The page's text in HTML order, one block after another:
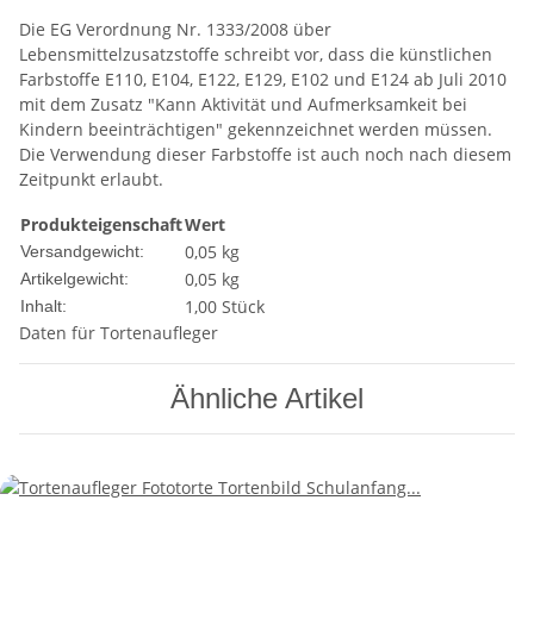
Die EG Verordnung Nr. 1333/2008 über
Lebensmittelzusatzstoffe schreibt vor, dass die künstlichen
Farbstoffe E110, E104, E122, E129, E102 und E124 ab Juli 2010
mit dem Zusatz "Kann Aktivität und Aufmerksamkeit bei
Kindern beeinträchtigen" gekennzeichnet werden müssen.
Die Verwendung dieser Farbstoffe ist auch noch nach diesem
Zeitpunkt erlaubt.
ProdukteigenschaftWert
Versandgewicht: 0,05 kg
Artikelgewicht: 0,05 kg
Inhalt:
1,00 Stück
Daten für Tortenaufleger
Ähnliche Artikel